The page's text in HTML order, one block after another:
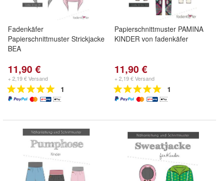
Fadenkäfer
Papierschnittmuster Strickjacke
BEA
11,90 €
+ 2,19 € Versand
1
Papierschnittmuster PAMINA
KINDER von fadenkäfer
11,90 €
+ 2,19 € Versand
1